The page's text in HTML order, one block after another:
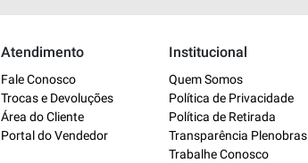
Atendimento
Fale Conosco
Trocas e Devoluções
Área do Cliente
Portal do Vendedor
Institucional
Quem Somos
Política de Privacidade
Política de Retirada
Transparência Plenobras
Trabalhe Conosco